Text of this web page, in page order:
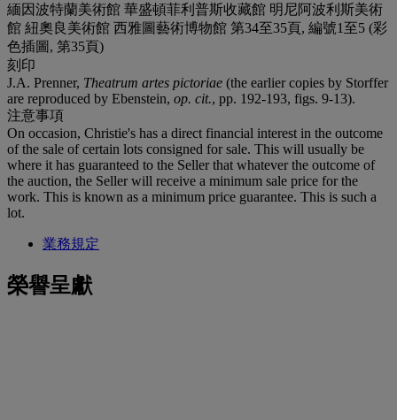
緬因波特蘭美術館 華盛頓菲利普斯收藏館 明尼阿波利斯美術
館 紐奧良美術館 西雅圖藝術博物館 第34至35頁, 編號1至5 (彩
色插圖, 第35頁)
刻印
J.A. Prenner, Theatrum artes pictoriae (the earlier copies by Storffer
are reproduced by Ebenstein, op. cit., pp. 192-193, figs. 9-13).
注意事項
On occasion, Christie's has a direct financial interest in the outcome
of the sale of certain lots consigned for sale. This will usually be
where it has guaranteed to the Seller that whatever the outcome of
the auction, the Seller will receive a minimum sale price for the
work. This is known as a minimum price guarantee. This is such a
lot.
業務規定
榮譽呈獻